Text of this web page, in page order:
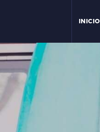
INICIO